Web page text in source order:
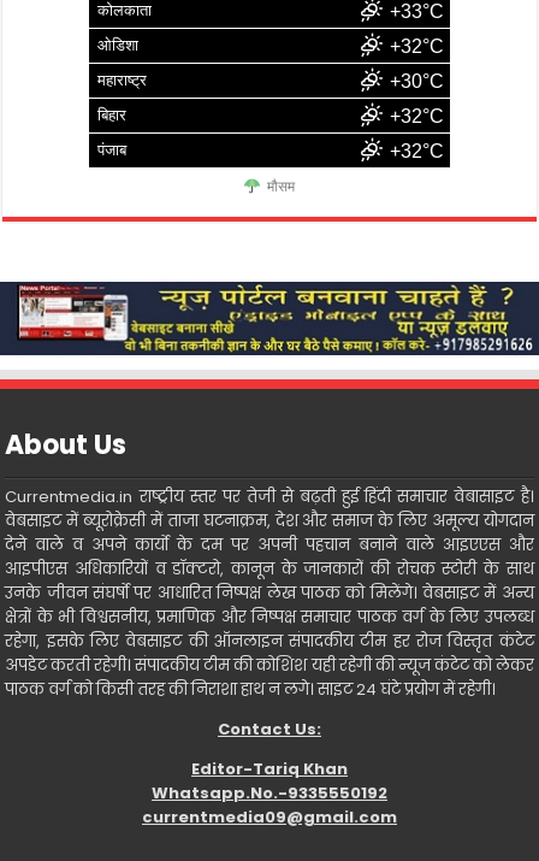
कोलकाता +33°C
ओडिशा +32°C
महाराष्ट्र +30°C
बिहार +32°C
पंजाब +32°C
मौसम
About Us
Currentmedia.in राष्ट्रीय स्तर पर तेजी से बढ़ती हुई हिंदी समाचार वेबासाइट है।
वेबसाइट में ब्यूरोक्रेसी में ताजा घटनाक्रम, देश और समाज के लिए अमूल्य योगदान
देने वाले व अपने कार्यो के दम पर अपनी पहचान बनाने वाले आइएएस और
आइपीएस अधिकारियों व डॉक्टरो, कानून के जानकारों की रोचक स्टोरी के साथ
उनके जीवन संघर्षो पर आधारित निष्पक्ष लेख पाठक को मिलेंगे। वेबसाइट में अन्य
क्षेत्रों के भी विश्वसनीय, प्रमाणिक और निष्पक्ष समाचार पाठक वर्ग के लिए उपलब्ध
रहेगा, इसके लिए वेबसाइट की ऑनलाइन संपादकीय टीम हर रोज विस्तृत कंटेट
अपडेट करती रहेगी। संपादकीय टीम की कोशिश यही रहेगी की न्यूज कंटेट को लेकर
पाठक वर्ग को किसी तरह की निराशा हाथ न लगे। साइट 24 घंटे प्रयोग में रहेगी।
Contact Us:
Editor-Tariq Khan
Whatsapp.No.-9335550192
currentmedia09@gmail.com